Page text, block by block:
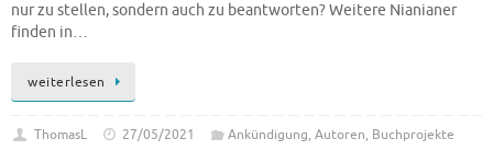
nur zu stellen, sondern auch zu beantworten? Weitere Nianianer
finden in…
weiterlesen
ThomasL 27/05/2021 Ankündigung, Autoren, Buchprojekte